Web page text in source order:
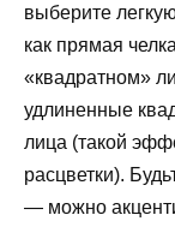
выберите
как прямая
«квадратном»
удлиненные
лица (такой
расцветки).
— можно